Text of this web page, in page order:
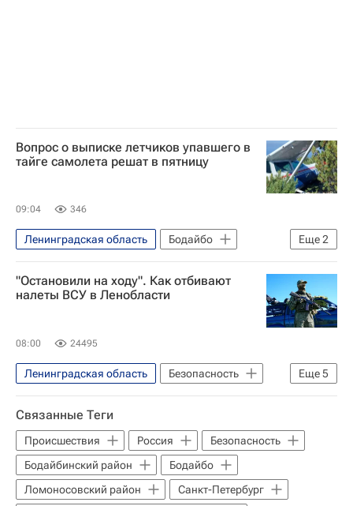
Вопрос о выписке летчиков упавшего в
тайге самолета решат в пятницу
09:04 346
Еще2
Ленинградская область
Бодайбо
Бодайбинский район
Происшествия
"Остановили на ходу". Как отбивают
налеты ВСУ в Ленобласти
08:00 24495
Еще5
Ленинградская область
Безопасность
Александр Дрозденко
Вооруженные силы Украины
дроны
Санкт-Петербург
Связанные Теги
Происшествия Россия
Безопасность
Бодайбинский район
Бодайбо
Ломоносовский район
Санкт-Петербург